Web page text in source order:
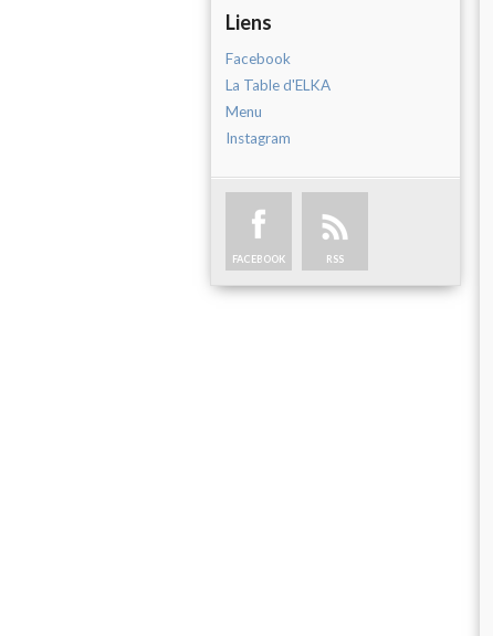
Liens
Facebook
La Table d'ELKA
Menu
Instagram
FACEBOOK RSS